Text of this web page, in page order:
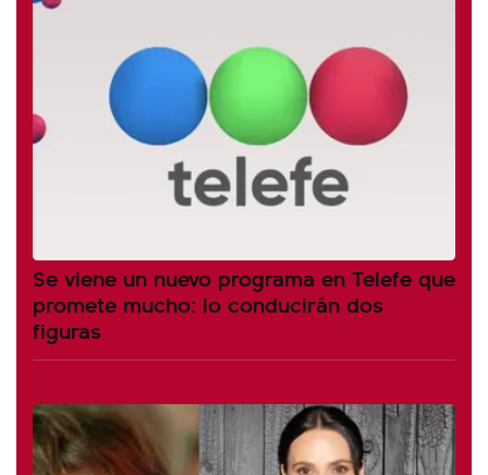
Se viene un nuevo programa en Telefe que
promete mucho: lo conducirán dos
figuras